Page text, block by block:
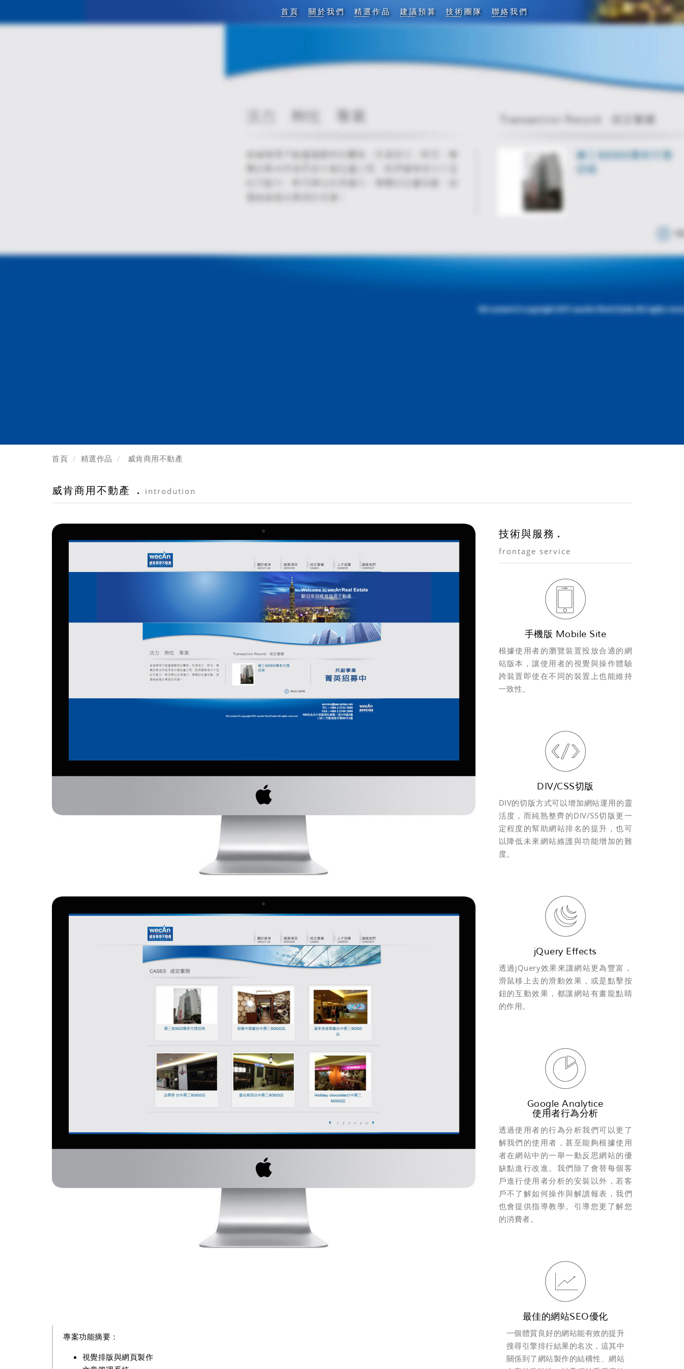
首頁 關於我們 精選作品 建議預算 技術團隊 聯絡我們
首頁 精選作品 威肯商用不動產
威肯商用不動產 introdution
專案功能摘要：
視覺排版與網頁製作
技術與服務
frontage service
手機版 Mobile Site
根據使用者的瀏覽裝置投放合適的網
站版本，讓使用者的視覺與操作體驗
跨裝置即使在不同的裝置上也能維持
一致性。
DIV/CSS切版
DIV的切版方式可以增加網站運用的靈
活度，而純熟整齊的DIV/SS切版更一
定程度的幫助網站排名的提升，也可
以降低未來網站維護與功能增加的難
度。
jQuery Effects
透過jQuery效果來讓網站更為豐富，
滑鼠移上去的滑動效果，或是點擊按
鈕的互動效果，都讓網站有畫龍點睛
的作用。
Google Analytice
使用者行為分析
透過使用者的行為分析我們可以更了
解我們的使用者，甚至能夠根據使用
者在網站中的一舉一動反思網站的優
缺點進行改進。我們除了會替每個客
戶進行使用者分析的安裝以外，若客
戶不了解如何操作與解讀報表，我們
也會提供指導教學。引導您更了解您
的消費者。
最佳的網站SEO優化
一個體質良好的網站能有效的提升
搜尋引擎排行結果的名次，這其中
關係到了網站製作的結構性、網站